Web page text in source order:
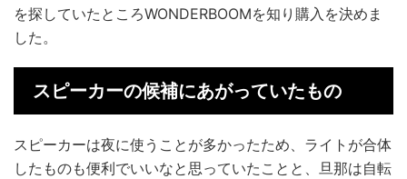
を探していたところWONDERBOOMを知り購入を決めま
した。
スピーカーの候補にあがっていたもの
スピーカーは夜に使うことが多かったため、ライトが合体
したものも便利でいいなと思っていたことと、旦那は自転